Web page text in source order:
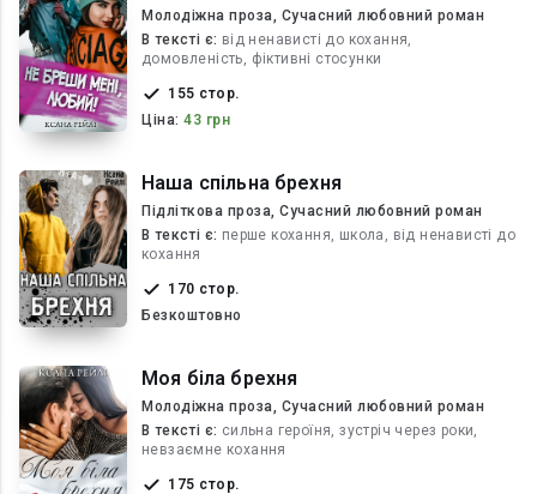
Молодіжна проза, Сучасний любовний роман
В текcті є: від ненависті до кохання,
домовленість, фіктивні стосунки
155 стор.
Ціна: 43 грн
Наша спільна брехня
Підліткова проза, Сучасний любовний роман
В текcті є: перше кохання, школа, від ненависті до
кохання
170 стор.
Безкоштовно
Моя біла брехня
Молодіжна проза, Сучасний любовний роман
В текcті є: сильна героїня, зустріч через роки,
невзаємне кохання
175 стор.